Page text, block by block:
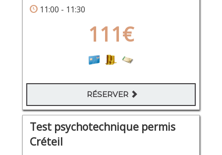
11:00 - 11:30
111€
RÉSERVER
Test psychotechnique permis
Créteil